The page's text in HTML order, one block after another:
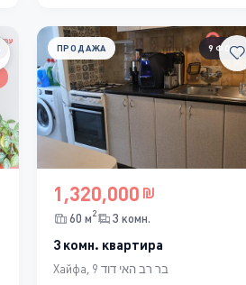
9 ФОТО
ПРОДАЖА
1,320,000
60 м2 3 комн.
3 комн. квартира
Хайфа, בר רב האי דוד 9